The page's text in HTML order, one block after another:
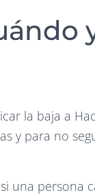
la baja a
y para no
una persona